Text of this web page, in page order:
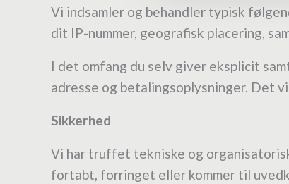
Vi indsamler og behandler typisk
dit IP-nummer, geografisk placering,
I det omfang du selv giver eksplicit
adresse og betalingsoplysninger. Det
Sikkerhed
Vi har truffet tekniske og
fortabt, forringet eller kommer til